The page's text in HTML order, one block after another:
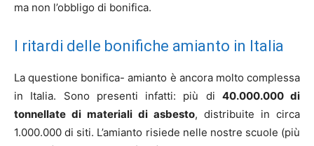
ma non l’obbligo di bonifica.
I ritardi delle bonifiche amianto in Italia
La questione bonifica- amianto è ancora molto complessa
in Italia. Sono presenti infatti: più di 40.000.000 di
tonnellate di materiali di asbesto, distribuite in circa
1.000.000 di siti. L’amianto risiede nelle nostre scuole (più